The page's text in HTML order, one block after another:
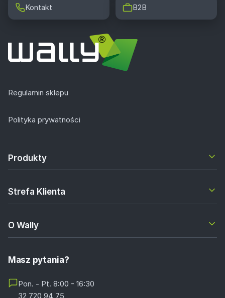
Kontakt B2B
Regulamin sklepu
Polityka prywatności
Produkty
Strefa Klienta
O Wally
Masz pytania?
Pon. - Pt. 8:00 - 16:30
32 720 94 75